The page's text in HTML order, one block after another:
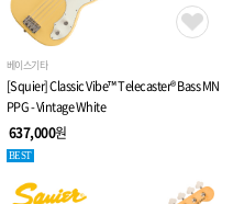
베이스기타
[Squier] Classic Vibe™ Telecaster® Bass MN
PPG - Vintage White
637,000원
BEST